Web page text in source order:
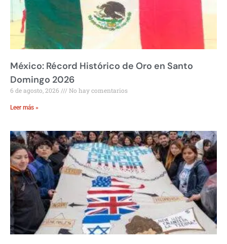
México: Récord Histórico de Oro en Santo
Domingo 2026
6 de agosto, 2026 No hay comentarios
Leer más »